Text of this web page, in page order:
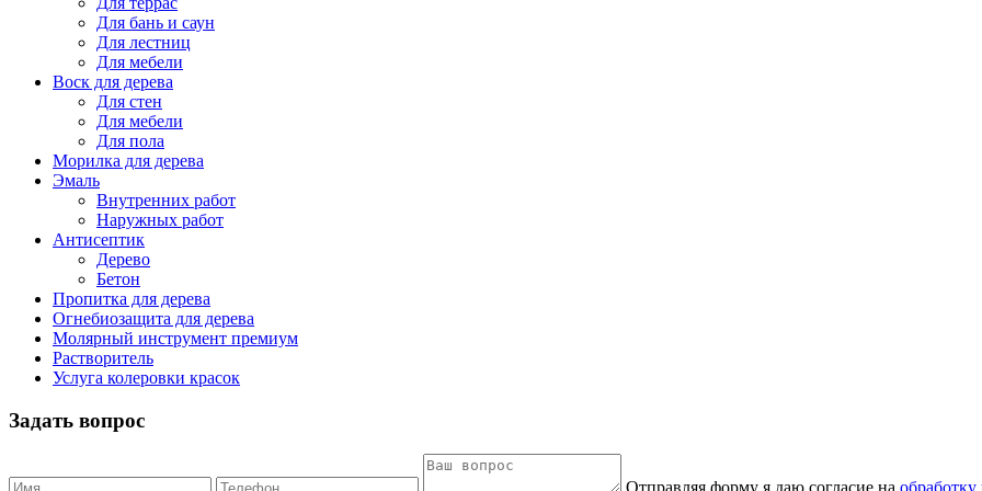
Для бань и саун
Для лестниц
Для мебели
Воск для дерева
Для стен
Для мебели
Для пола
Морилка для дерева
Эмаль
Внутренних работ
Наружных работ
Антисептик
Дерево
Бетон
Пропитка для дерева
Огнебиозащита для дерева
Молярный инструмент премиум
Растворитель
Услуга колеровки красок
Задать вопрос
Отправляя форму я даю согласие на